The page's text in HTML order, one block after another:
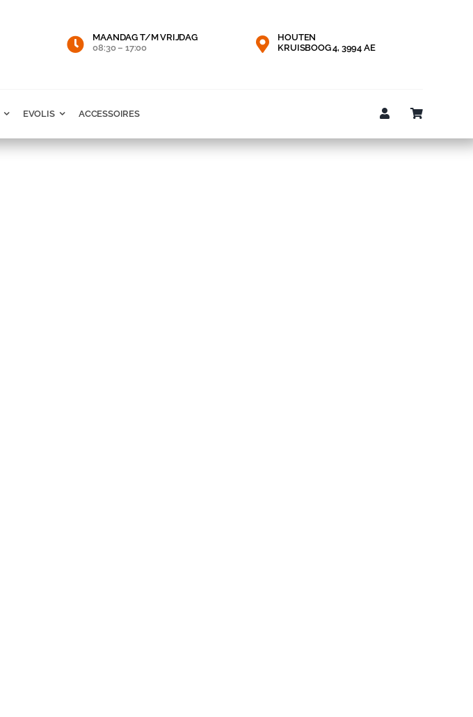
MAANDAG T/M VRIJDAG
08:30 – 17:00
HOUTEN
KRUISBOOG 4, 3994 AE
EVOLIS ACCESSOIRES